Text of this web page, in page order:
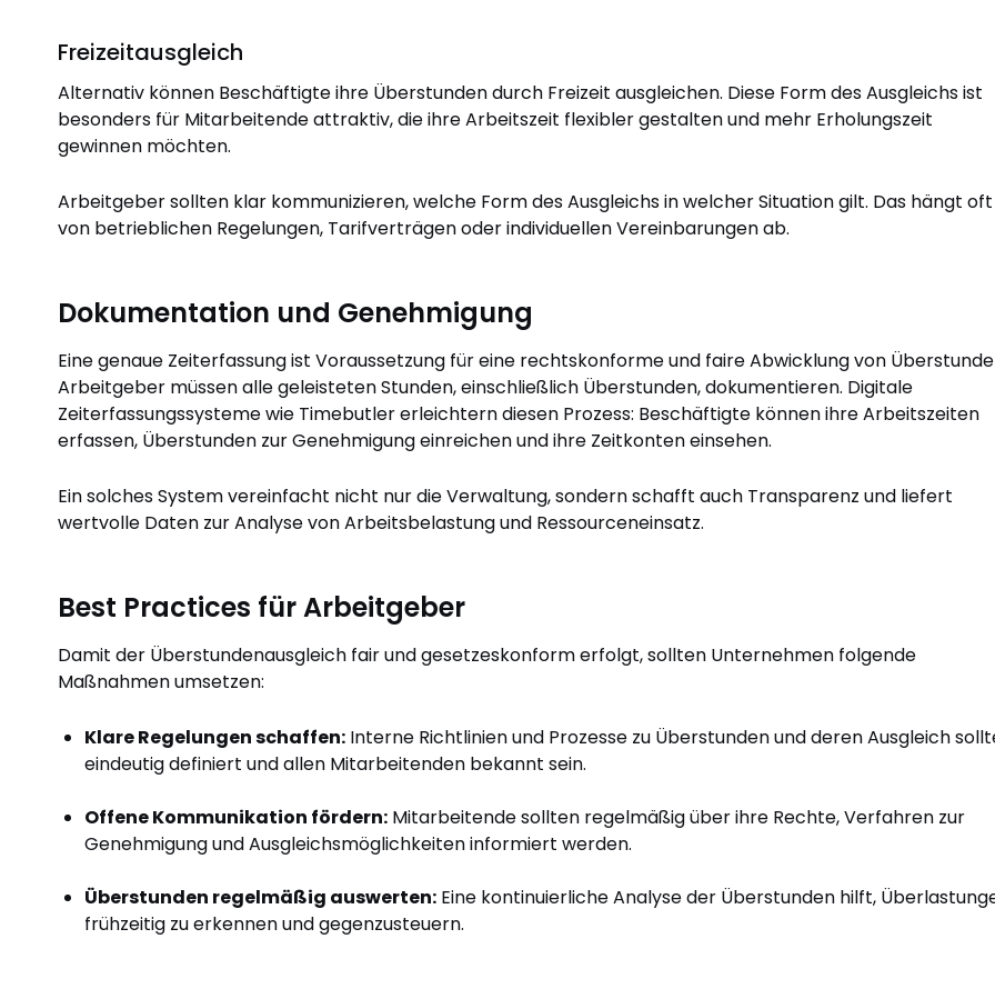
Freizeitausgleich
Alternativ können Beschäftigte ihre Überstunden durch Freizeit ausgleichen. Diese Form des Ausgleichs ist
besonders für Mitarbeitende attraktiv, die ihre Arbeitszeit flexibler gestalten und mehr Erholungszeit
gewinnen möchten.
Arbeitgeber sollten klar kommunizieren, welche Form des Ausgleichs in welcher Situation gilt. Das hängt oft
von betrieblichen Regelungen, Tarifverträgen oder individuellen Vereinbarungen ab.
Dokumentation und Genehmigung
Eine genaue Zeiterfassung ist Voraussetzung für eine rechtskonforme und faire Abwicklung von
Arbeitgeber müssen alle geleisteten Stunden, einschließlich Überstunden, dokumentieren. Digitale
Zeiterfassungssysteme wie Timebutler erleichtern diesen Prozess: Beschäftigte können ihre Arbeitszeiten
erfassen, Überstunden zur Genehmigung einreichen und ihre Zeitkonten einsehen.
Ein solches System vereinfacht nicht nur die Verwaltung, sondern schafft auch Transparenz und liefert
wertvolle Daten zur Analyse von Arbeitsbelastung und Ressourceneinsatz.
Best Practices für Arbeitgeber
Damit der Überstundenausgleich fair und gesetzeskonform erfolgt, sollten Unternehmen folgende
Maßnahmen umsetzen:
Klare Regelungen schaffen: Interne Richtlinien und Prozesse zu Überstunden und deren Ausgleich
eindeutig definiert und allen Mitarbeitenden bekannt sein.
Offene Kommunikation fördern: Mitarbeitende sollten regelmäßig über ihre Rechte, Verfahren zur
Genehmigung und Ausgleichsmöglichkeiten informiert werden.
Überstunden regelmäßig auswerten: Eine kontinuierliche Analyse der Überstunden hilft,
frühzeitig zu erkennen und gegenzusteuern.